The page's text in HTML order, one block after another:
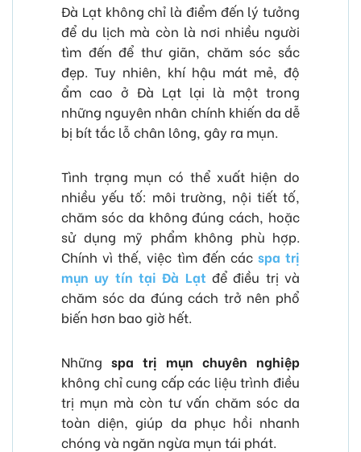
Đà Lạt không chỉ là điểm đến lý tưởng
để du lịch mà còn là nơi nhiều người
tìm đến để thư giãn, chăm sóc sắc
đẹp. Tuy nhiên, khí hậu mát mẻ, độ
ẩm cao ở Đà Lạt lại là một trong
những nguyên nhân chính khiến da dễ
bị bít tắc lỗ chân lông, gây ra mụn.
Tình trạng mụn có thể xuất hiện do
nhiều yếu tố: môi trường, nội tiết tố,
chăm sóc da không đúng cách, hoặc
sử dụng mỹ phẩm không phù hợp.
Chính vì thế, việc tìm đến các spa trị
mụn uy tín tại Đà Lạt để điều trị và
chăm sóc da đúng cách trở nên phổ
biến hơn bao giờ hết.
Những spa trị mụn chuyên nghiệp
không chỉ cung cấp các liệu trình điều
trị mụn mà còn tư vấn chăm sóc da
toàn diện, giúp da phục hồi nhanh
chóng và ngăn ngừa mụn tái phát.